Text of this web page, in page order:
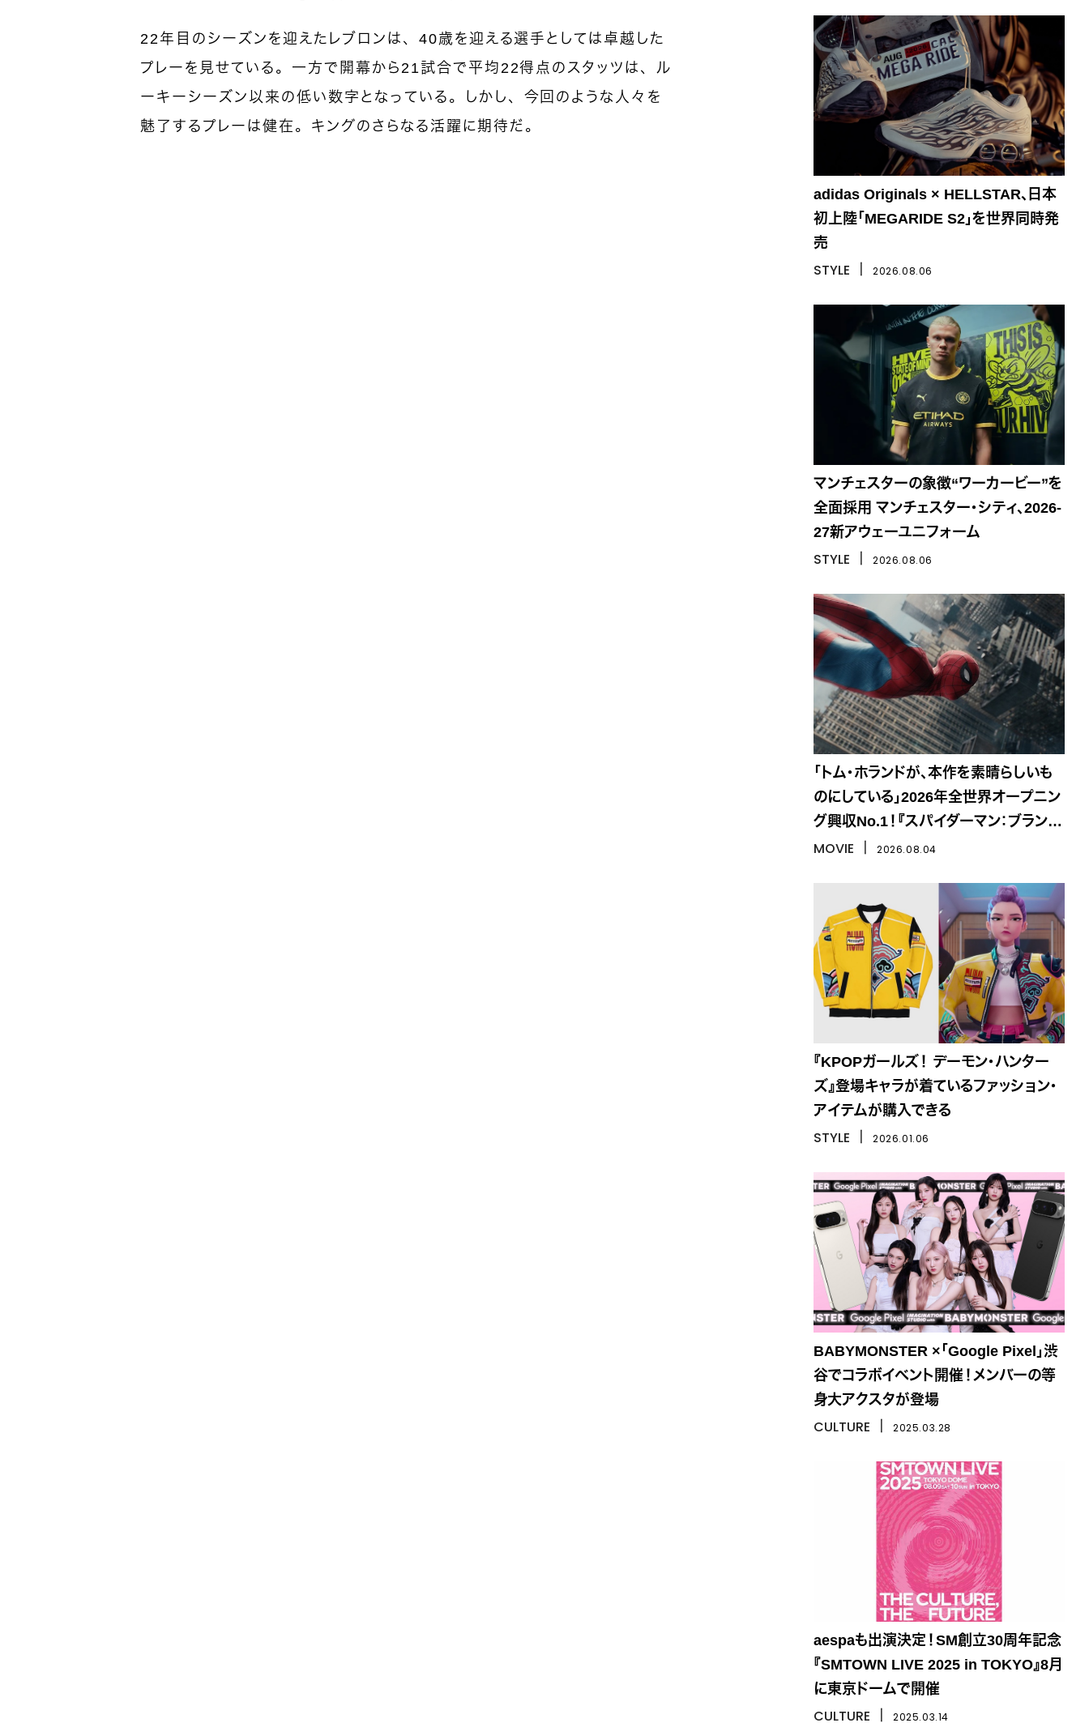
22年目のシーズンを迎えたレブロンは、40歳を迎える選手としては卓越した
プレーを見せている。一方で開幕から21試合で平均22得点のスタッツは、ル
ーキーシーズン以来の低い数字となっている。しかし、今回のような人々を
魅了するプレーは健在。キングのさらなる活躍に期待だ。
adidas Originals × HELLSTAR、日本
初上陸「MEGARIDE S2」を世界同時発
売
STYLE 2026.08.06
マンチェスターの象徴“ワーカービー”を
全面採用 マンチェスター・シティ、2026-
27新アウェーユニフォーム
STYLE 2026.08.06
「トム・ホランドが、本作を素晴らしいも
のにしている」2026年全世界オープニン
グ興収No.1！『スパイダーマン：ブラン
ド・ニュー・デイ』
MOVIE 2026.08.04
『KPOPガールズ！ デーモン・ハンター
ズ』登場キャラが着ているファッション・
アイテムが購入できる
STYLE 2026.01.06
BABYMONSTER ×「Google Pixel」渋
谷でコラボイベント開催！メンバーの等
身大アクスタが登場
CULTURE 2025.03.28
aespaも出演決定！SM創立30周年記念
『SMTOWN LIVE 2025 in TOKYO』8月
に東京ドームで開催
CULTURE 2025.03.14